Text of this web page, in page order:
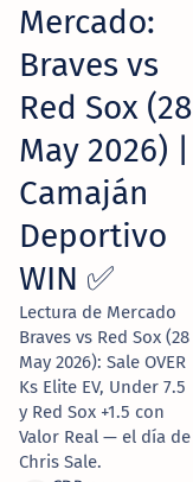
Mercado:
Braves vs
Red Sox (28
May 2026) |
Camaján
Deportivo
WIN ✅
Lectura de Mercado
Braves vs Red Sox (28
May 2026): Sale OVER
Ks Elite EV, Under 7.5
y Red Sox +1.5 con
Valor Real — el día de
Chris Sale.